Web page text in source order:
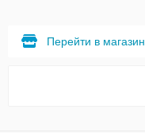
Перейти в магазин